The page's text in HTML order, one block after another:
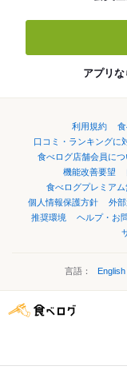
アプリな
利用規約
口コミ・ランキングに
食べログ店舗会員につ
機能改善要望
食べログプレミア
個人情報保護方針
外部
推奨環境
ヘルプ・お
言語： English